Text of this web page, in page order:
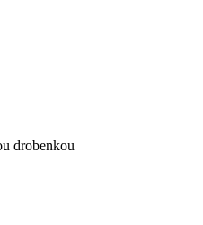
drobenkou